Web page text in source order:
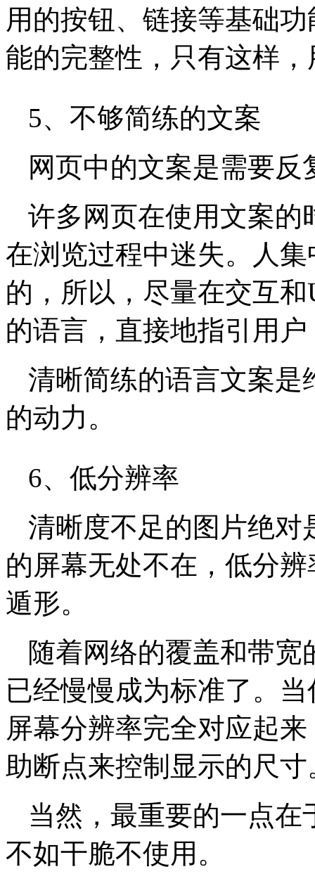
用的按钮、链接等基础
能的完整性，只有这样
5、不够简练的文案
网页中的文案是需要反
许多网页在使用文案的
在浏览过程中迷失。人
的，所以，尽量在交互
的语言，直接地指引用
清晰简练的语言文案是
的动力。
6、低分辨率
清晰度不足的图片绝对
的屏幕无处不在，低分
遁形。
随着网络的覆盖和带
已经慢慢成为标准了。
屏幕分辨率完全对应起
助断点来控制显示的尺寸
当然，最重要的一点
不如干脆不使用。